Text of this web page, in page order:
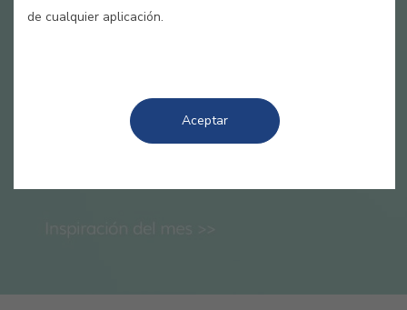
de cualquier aplicación.
Aceptar